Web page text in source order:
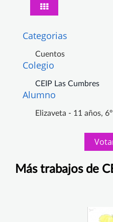
Categorias
Cuentos
Colegio
CEIP Las Cumbres
Alumno
Elizaveta - 11 años,
Más trabajos de